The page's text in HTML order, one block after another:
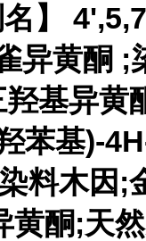
名】
异黄酮 ;
羟基异黄
苯基)-
料木因;
黄酮;天